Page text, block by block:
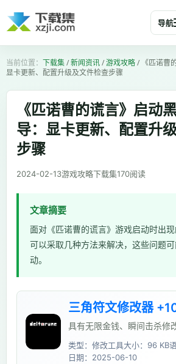
导航
下载集/新闻资讯/游戏攻略/ 《匹诺曹
显卡更新、配置升级及文件检查步骤
《匹诺曹的谎言》启动
导：显卡更新、配置升
步骤
2024-02-13游戏攻略下载集170阅读
文章摘要
面对《匹诺曹的谎言》游戏启动时出
可以采取几种方法来解决，这些问题
动。
三角符文修改器
具有无限金钱、瞬间击杀修
类型：修改工具大小：96 KB
日期：2025-06-10